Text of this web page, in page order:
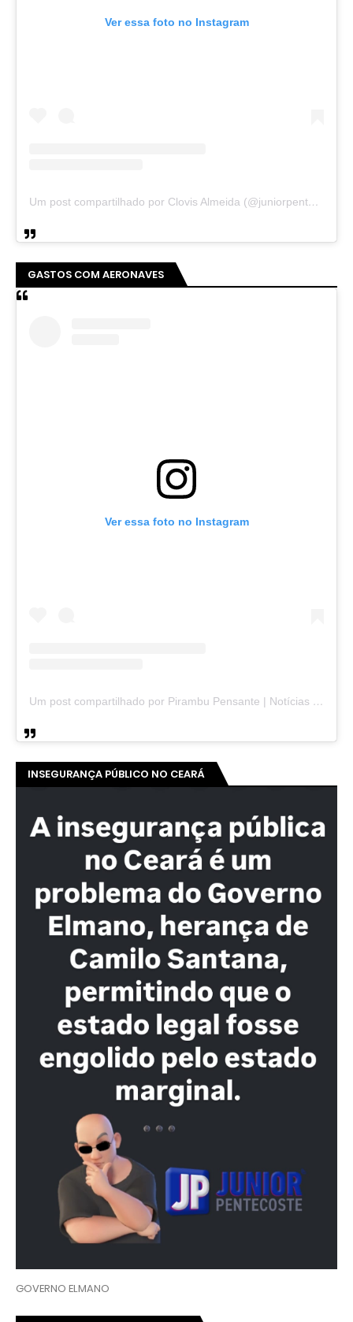
Ver essa foto no Instagram
Um post compartilhado por Clovis Almeida (@juniorpentecoste01)
GASTOS COM AERONAVES
Ver essa foto no Instagram
Um post compartilhado por Pirambu Pensante | Notícias & Entretenimento (@pirambupensante)
INSEGURANÇA PÚBLICO NO CEARÁ
GOVERNO ELMANO